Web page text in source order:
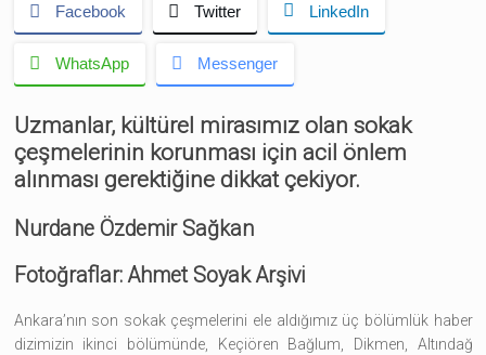
Facebook Twitter LinkedIn
WhatsApp Messenger
Uzmanlar, kültürel mirasımız olan sokak
çeşmelerinin korunması için acil önlem
alınması gerektiğine dikkat çekiyor.
Nurdane Özdemir Sağkan
Fotoğraflar: Ahmet Soyak Arşivi
Ankara’nın son sokak çeşmelerini ele aldığımız üç bölümlük haber
dizimizin ikinci bölümünde, Keçiören Bağlum, Dikmen, Altındağ